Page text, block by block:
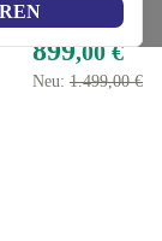
899,00 €
Neu: 1.499,00 €